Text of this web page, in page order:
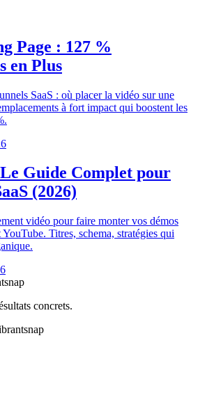
Page : 127 %
en Plus
SaaS : où placer la vidéo sur une
à fort impact qui boostent les
Guide Complet pour
(2026)
vidéo pour faire monter vos démos
Titres, schema, stratégies qui
concrets.